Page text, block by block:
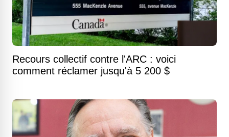
Recours collectif contre l'ARC : voici
comment réclamer jusqu'à 5 200 $